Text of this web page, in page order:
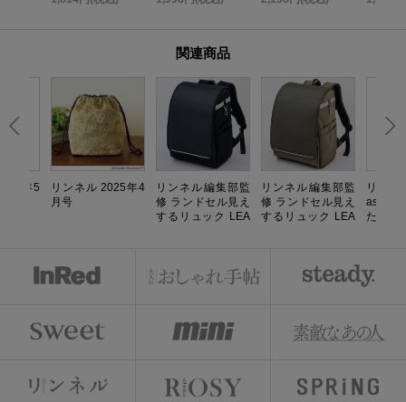
関連商品
年5
リンネル 2025年4
月号
リンネル編集部監
修 ランドセル見え
するリュック LEA
リンネル編集部監
修 ランドセル見え
するリュック LEA
リンネ
aster特
たい